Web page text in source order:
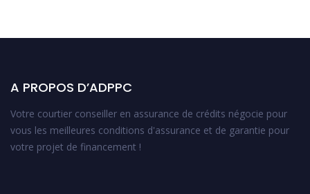
A PROPOS D’ADPPC
Votre courtier conseiller en assurance de crédits négocie pour
vous les meilleures conditions d'assurance et de garantie pour
votre projet de financement !